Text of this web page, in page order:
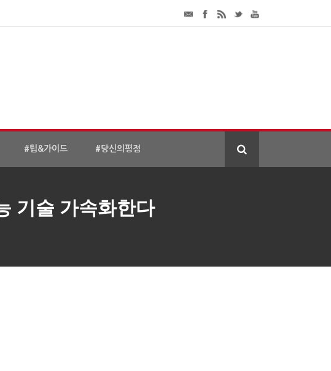
#팁&가이드 #당신의평점
기술 가속화한다